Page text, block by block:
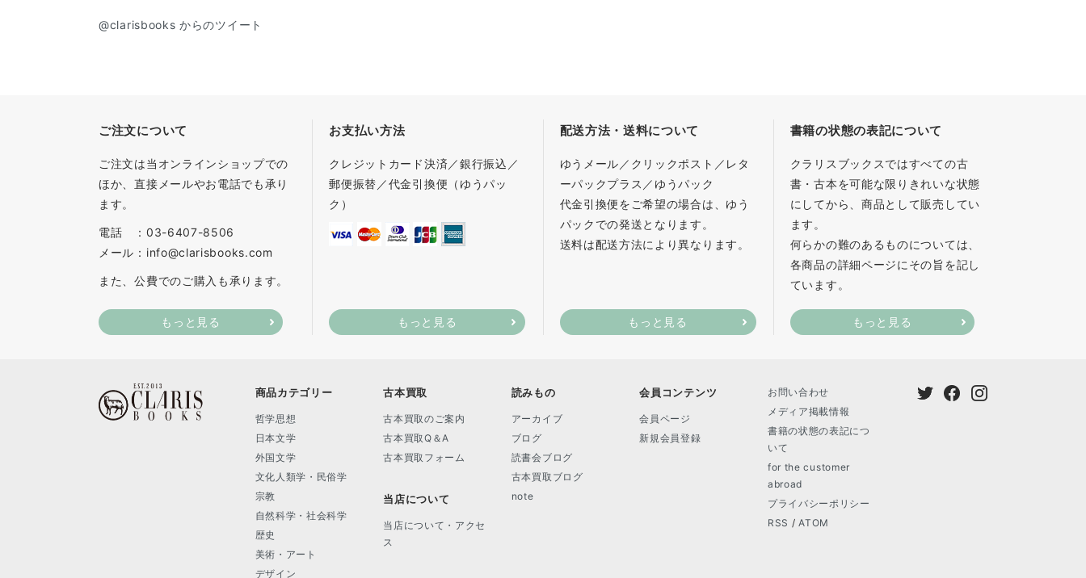
@clarisbooks からのツイート
ご注文について
ご注文は当オンラインショップでの
ほか、直接メールやお電話でも承り
ます。
電話 ：03-6407-8506
メール：info@clarisbooks.com
また、公費でのご購入も承ります。
もっと見る
お支払い方法
クレジットカード決済／銀行振込／
郵便振替／代金引換便（ゆうパッ
ク）
もっと見る
配送方法・送料について
ゆうメール／クリックポスト／レタ
ーパックプラス／ゆうパック
代金引換便をご希望の場合は、ゆう
パックでの発送となります。
送料は配送方法により異なります。
もっと見る
書籍の状態の表記について
クラリスブックスではすべての古
書・古本を可能な限りきれいな状態
にしてから、商品として販売してい
ます。
何らかの難のあるものについては、
各商品の詳細ページにその旨を記し
ています。
もっと見る
商品カテゴリー
哲学思想
日本文学
外国文学
文化人類学・民俗学
宗教
自然科学・社会科学
歴史
美術・アート
デザイン
古本買取
古本買取のご案内
古本買取Q＆A
古本買取フォーム
当店について
当店について・アクセ
ス
読みもの
アーカイブ
ブログ
読書会ブログ
古本買取ブログ
note
会員コンテンツ
会員ページ
新規会員登録
お問い合わせ
メディア掲載情報
書籍の状態の表記につ
いて
for the customer
abroad
プライバシーポリシー
RSS /ATOM